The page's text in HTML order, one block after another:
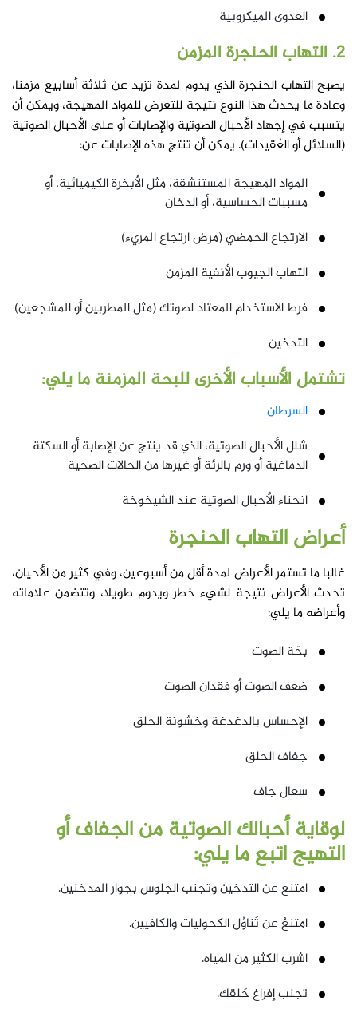
العدوى الميكروبية
2. التهاب الحنجرة المزمن
يصبح التهاب الحنجرة الذي يدوم لمدة تزيد عن ثلاثة أسابيع مزمنا،
وعادة ما يحدث هذا النوع نتيجة للتعرض للمواد المهيجة، ويمكن أن
يتسبب في إجهاد الأحبال الصوتية والإصابات أو على الأحبال الصوتية
(السلائل أو العُقيدات). يمكن أن تنتج هذه الإصابات عن:
المواد المهيجة المستنشقة، مثل الأبخرة الكيميائية، أو
مسببات الحساسية، أو الدخان
الارتجاع الحمضي (مرض ارتجاع المريء)
التهاب الجيوب الأنفية المزمن
فرط الاستخدام المعتاد لصوتك (مثل المطربين أو المشجعين)
التدخين
تشتمل الأسباب الأخرى للبحة المزمنة ما يلي:
السرطان
شلل الأحبال الصوتية، الذي قد ينتج عن الإصابة أو السكتة
الدماغية أو ورم بالرئة أو غيرها من الحالات الصحية
انحناء الأحبال الصوتية عند الشيخوخة
أعراض التهاب الحنجرة
غالبا ما تستمر الأعراض لمدة أقل من أسبوعين، وفي كثير من الأحيان،
تحدث الأعراض نتيجة لشيء خطر ويدوم طويلا، وتتضمن علاماته
وأعراضه ما يلي:
بحّة الصوت
ضعف الصوت أو فقدان الصوت
الإحساس بالدغدغة وخشونة الحلق
جفاف الحلق
سعال جاف
لوقاية أحبالك الصوتية من الجفاف أو
التهيج اتبع ما يلي:
امتنع عن التدخين وتجنب الجلوس بجوار المدخنين.
امتنعْ عن تَناوُل الكحوليات والكافيين.
اشرب الكثير من المياه.
تجنب إفراغ حَلقك.